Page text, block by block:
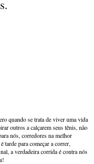
quando se trata de viver uma vida
outros a calçarem seus tênis, não
nós, corredores na melhor
tarde para começar a correr,
a verdadeira corrida é contra nós